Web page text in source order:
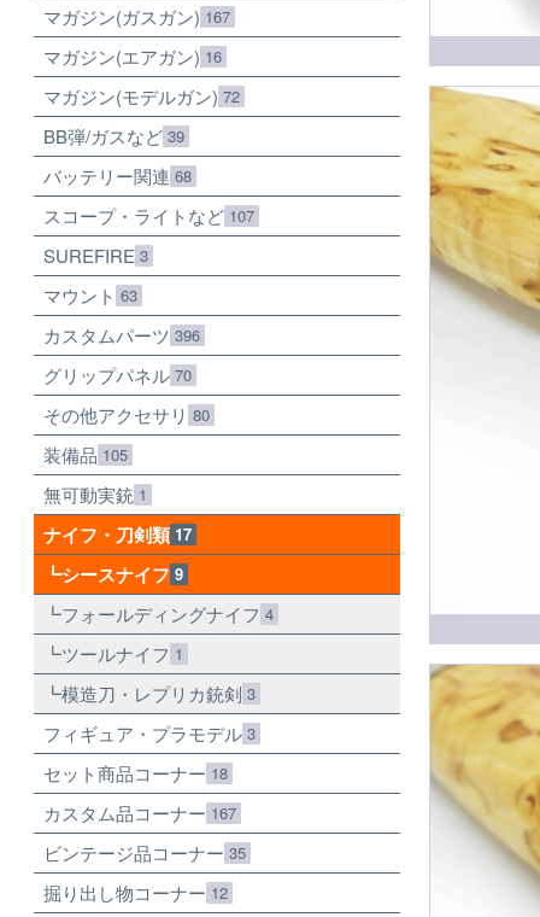
マガジン(ガスガン) 167
マガジン(エアガン) 16
マガジン(モデルガン) 72
BB弾/ガスなど 39
バッテリー関連 68
スコープ・ライトなど 107
SUREFIRE 3
マウント 63
カスタムパーツ 396
グリップパネル 70
その他アクセサリ 80
装備品 105
無可動実銃 1
ナイフ・刀剣類 17
シースナイフ 9
フォールディングナイフ 4
ツールナイフ 1
模造刀・レプリカ銃剣 3
フィギュア・プラモデル 3
セット商品コーナー 18
カスタム品コーナー 167
ビンテージ品コーナー 35
掘り出し物コーナー 12